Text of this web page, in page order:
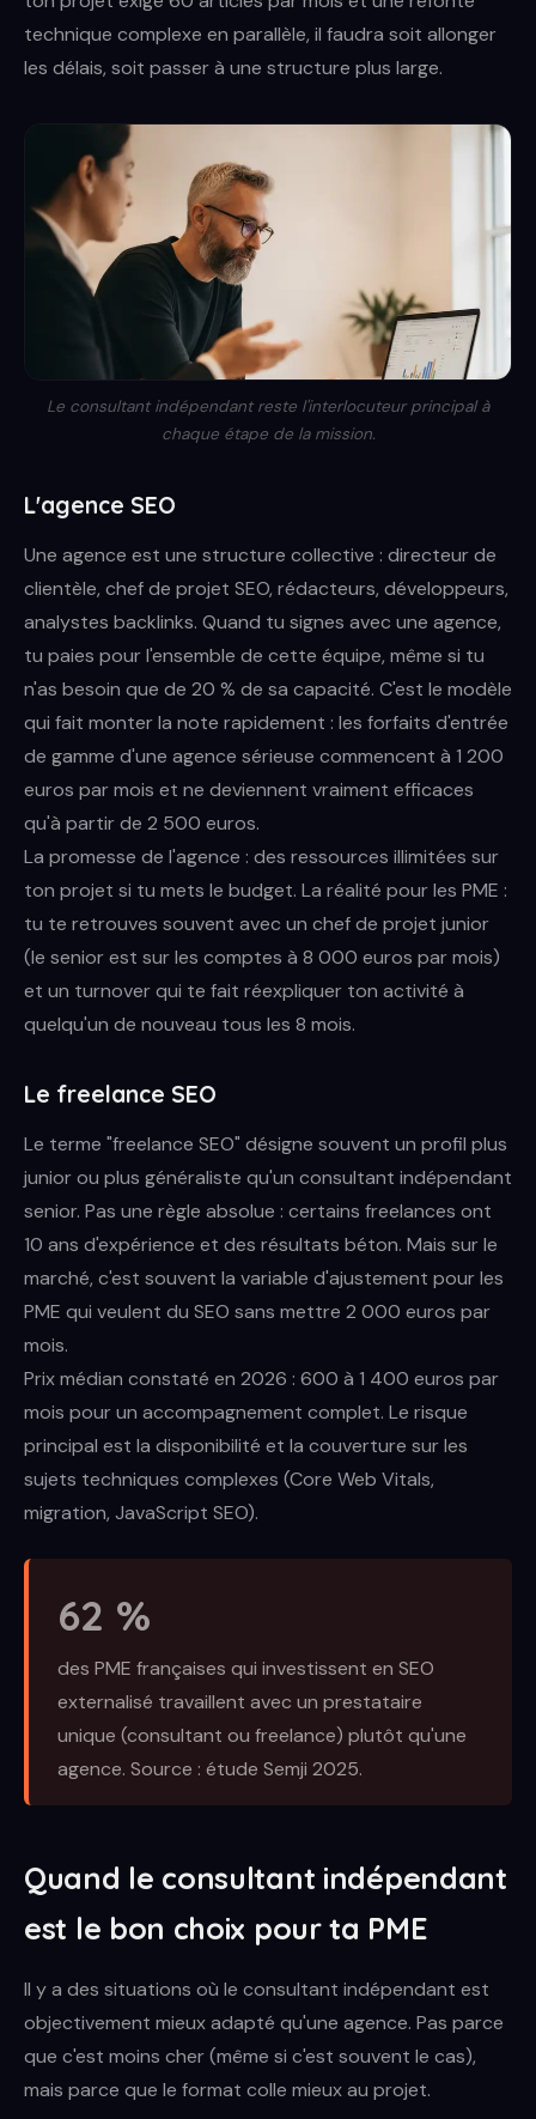
technique complexe en parallèle, il faudra soit allonger
les délais, soit passer à une structure plus large.
Le consultant indépendant reste l'interlocuteur principal à
chaque étape de la mission.
L'agence SEO
Une agence est une structure collective : directeur de
clientèle, chef de projet SEO, rédacteurs, développeurs,
analystes backlinks. Quand tu signes avec une agence,
tu paies pour l'ensemble de cette équipe, même si tu
n'as besoin que de 20 % de sa capacité. C'est le modèle
qui fait monter la note rapidement : les forfaits d'entrée
de gamme d'une agence sérieuse commencent à 1 200
euros par mois et ne deviennent vraiment efficaces
qu'à partir de 2 500 euros.
La promesse de l'agence : des ressources illimitées sur
ton projet si tu mets le budget. La réalité pour les PME :
tu te retrouves souvent avec un chef de projet junior
(le senior est sur les comptes à 8 000 euros par mois)
et un turnover qui te fait réexpliquer ton activité à
quelqu'un de nouveau tous les 8 mois.
Le freelance SEO
Le terme "freelance SEO" désigne souvent un profil plus
junior ou plus généraliste qu'un consultant indépendant
senior. Pas une règle absolue : certains freelances ont
10 ans d'expérience et des résultats béton. Mais sur le
marché, c'est souvent la variable d'ajustement pour les
PME qui veulent du SEO sans mettre 2 000 euros par
mois.
Prix médian constaté en 2026 : 600 à 1 400 euros par
mois pour un accompagnement complet. Le risque
principal est la disponibilité et la couverture sur les
sujets techniques complexes (Core Web Vitals,
migration, JavaScript SEO).
62 %
des PME françaises qui investissent en SEO
externalisé travaillent avec un prestataire
unique (consultant ou freelance) plutôt qu'une
agence. Source : étude Semji 2025.
Quand le consultant indépendant
est le bon choix pour ta PME
Il y a des situations où le consultant indépendant est
objectivement mieux adapté qu'une agence. Pas parce
que c'est moins cher (même si c'est souvent le cas),
mais parce que le format colle mieux au projet.